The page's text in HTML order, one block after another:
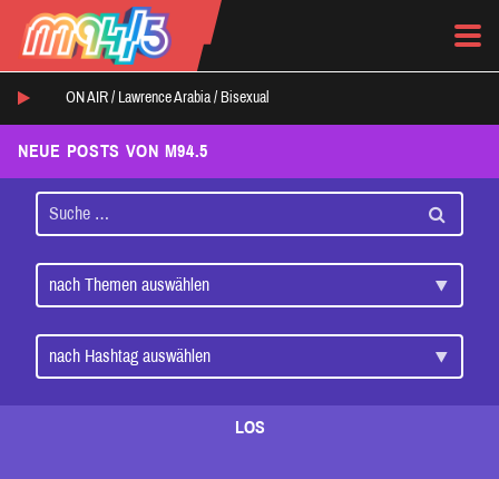
ON AIR / Lawrence Arabia/ Bisexual
NEUE POSTS VON M94.5
LOS